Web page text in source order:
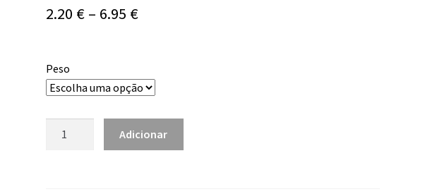
2.20 € – 6.95 €Price
through
6.95 €
Peso
Adicionar